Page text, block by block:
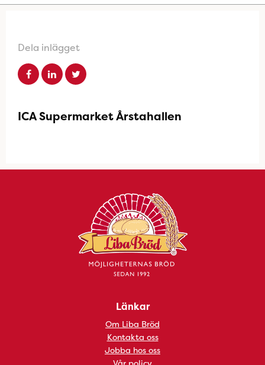
Dela inlägget
ICA Supermarket Årstahallen
Länkar
Om Liba Bröd
Kontakta oss
Jobba hos oss